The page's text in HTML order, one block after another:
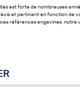
est forte de nombreuses
et pertinent en fonction de
références angevines, notre